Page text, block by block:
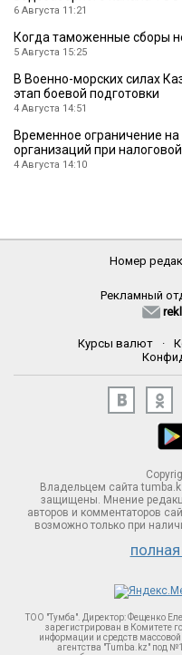
6 Августа 11:21
Когда таможенные сборы
5 Августа 15:25
В Военно-морских силах
этап боевой подготовки
4 Августа 14:51
Временное ограничение
организаций при
4 Августа 14:10
Номер
Рекламный
Курсы валют ·
Владельцем сайта
защищены. Мнение
авторов и комментаторов
возможно только при
ТОО "Тумба". Директор: Фещенко
зарегистрирован в Комитете
информации и средств
агентства "Tumba.kz" под